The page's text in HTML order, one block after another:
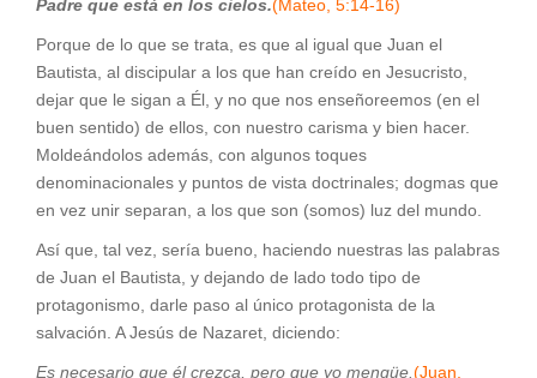
Padre que está en los cielos.(Mateo, 5:14-16)
Porque de lo que se trata, es que al igual que Juan el
Bautista, al discipular a los que han creído en Jesucristo,
dejar que le sigan a Él, y no que nos enseñoreemos (en el
buen sentido) de ellos, con nuestro carisma y bien hacer.
Moldeándolos además, con algunos toques
denominacionales y puntos de vista doctrinales; dogmas que
en vez unir separan, a los que son (somos) luz del mundo.
Así que, tal vez, sería bueno, haciendo nuestras las palabras
de Juan el Bautista, y dejando de lado todo tipo de
protagonismo, darle paso al único protagonista de la
salvación. A Jesús de Nazaret, diciendo:
Es necesario que él crezca, pero que yo mengüe. (Juan,